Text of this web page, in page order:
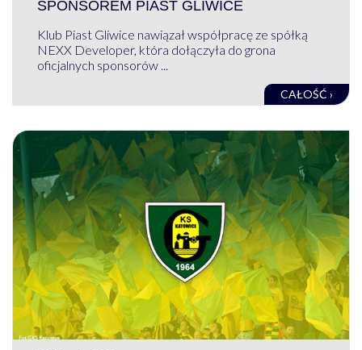
SPONSOREM PIAST GLIWICE
Klub Piast Gliwice nawiązał współpracę ze spółką
NEXX Developer, która dołączyła do grona
oficjalnych sponsorów ...
CAŁOŚĆ ›